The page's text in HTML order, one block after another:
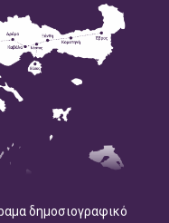
δημοσιογραφικό